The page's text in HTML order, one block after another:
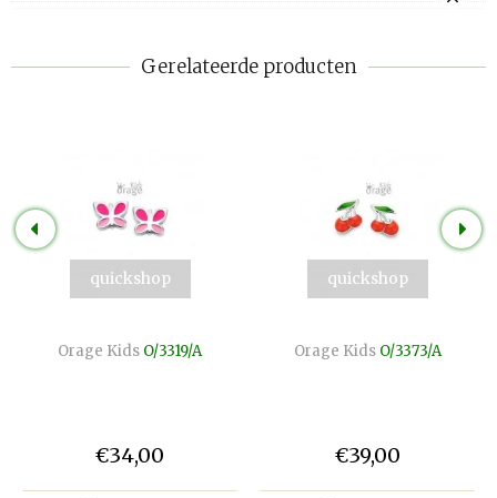
Gerelateerde producten
quickshop
Orage Kids O/3319/A
€34,00
quickshop
Orage Kids O/3373/A
€39,00